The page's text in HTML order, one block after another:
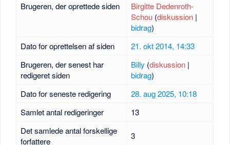
Brugeren, der oprettede siden
Birgitte Dedenroth-
Schou (diskussion|
bidrag)
Dato for oprettelsen af siden
21. okt 2014, 14:33
Brugeren, der senest har
redigeret siden
Billy (diskussion|
bidrag)
Dato for seneste redigering
28. aug 2025, 10:18
Samlet antal redigeringer
13
Det samlede antal forskellige
forfattere
3